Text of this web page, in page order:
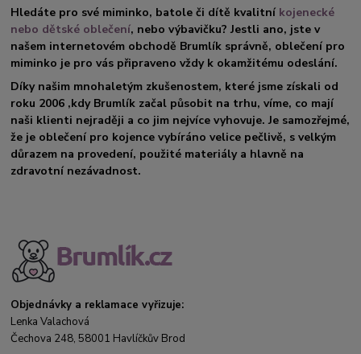
Hledáte pro své miminko, batole či dítě kvalitní kojenecké
nebo dětské oblečení, nebo výbavičku? Jestli ano, jste v
našem internetovém obchodě Brumlík správně, oblečení pro
miminko je pro vás připraveno vždy k okamžitému odeslání.
Díky našim mnohaletým zkušenostem, které jsme získali od
roku 2006 ,kdy Brumlík začal působit na trhu, víme, co mají
naši klienti nejraději a co jim nejvíce vyhovuje. Je samozřejmé,
že je oblečení pro kojence vybíráno velice pečlivě, s velkým
důrazem na provedení, použité materiály a hlavně na
zdravotní nezávadnost.
Objednávky a reklamace vyřizuje:
Lenka Valachová
Čechova 248, 58001 Havlíčkův Brod